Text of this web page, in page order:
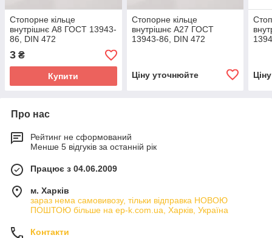
Стопорне кільце
внутрішнє А8 ГОСТ 13943-
86, DIN 472
3 ₴
Купити
Стопорне кільце
внутрішнє А27 ГОСТ
13943-86, DIN 472
Ціну уточнюйте
Про нас
Рейтинг не сформований
Менше 5 відгуків за останній рік
Працює з 04.06.2009
м. Харків
зараз нема самовивозу, тільки відправка НОВОЮ
ПОШТОЮ більше на ep-k.com.ua, Харків, Україна
Контакти